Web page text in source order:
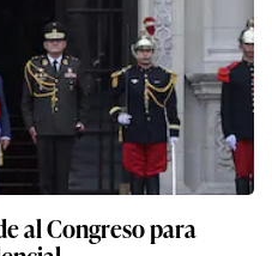
al Congreso para